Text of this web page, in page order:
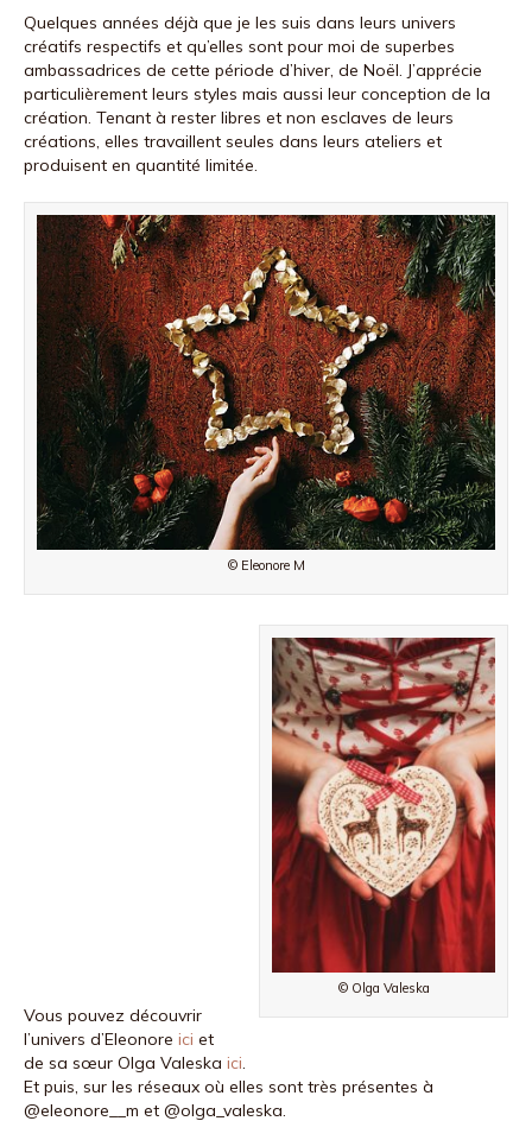
Quelques années déjà que je les suis dans leurs univers
créatifs respectifs et qu’elles sont pour moi de superbes
ambassadrices de cette période d’hiver, de Noël. J’apprécie
particulièrement leurs styles mais aussi leur conception de la
création. Tenant à rester libres et non esclaves de leurs
créations, elles travaillent seules dans leurs ateliers et
produisent en quantité limitée.
© Eleonore M
© Olga Valeska
Vous pouvez découvrir
l’univers d’Eleonore ici et
de sa sœur Olga Valeska ici
Et puis, sur les réseaux où elles sont très présentes à
@eleonore__m et @olga_valeska.